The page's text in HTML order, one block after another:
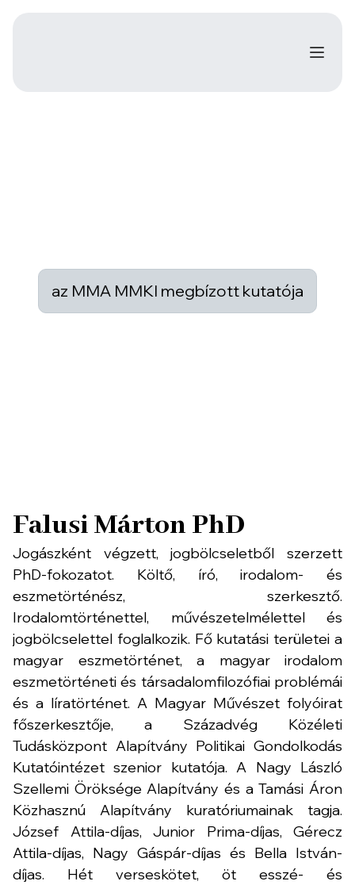
az MMA MMKI megbízott kutatója
Falusi Márton PhD
Jogászként végzett, jogbölcseletből szerzett
PhD-fokozatot. Költő, író, irodalom- és
eszmetörténész, szerkesztő.
Irodalomtörténettel, művészetelmélettel és
jogbölcselettel foglalkozik. Fő kutatási területei a
magyar eszmetörténet, a magyar irodalom
eszmetörténeti és társadalomfilozófiai problémái
és a líratörténet. A Magyar Művészet folyóirat
főszerkesztője, a Századvég Közéleti
Tudásközpont Alapítvány Politikai Gondolkodás
Kutatóintézet szenior kutatója. A Nagy László
Szellemi Öröksége Alapítvány és a Tamási Áron
Közhasznú Alapítvány kuratóriumainak tagja.
József Attila-díjas, Junior Prima-díjas, Gérecz
Attila-díjas, Nagy Gáspár-díjas és Bella István-
díjas. Hét verseskötet, öt esszé- és